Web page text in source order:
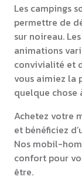
Les campings
permettre de
sur noireau.
animations
convivialité et
vous aimiez la
quelque chose
Achetez votre
et bénéficiez
Nos mobil-
confort pour
être.